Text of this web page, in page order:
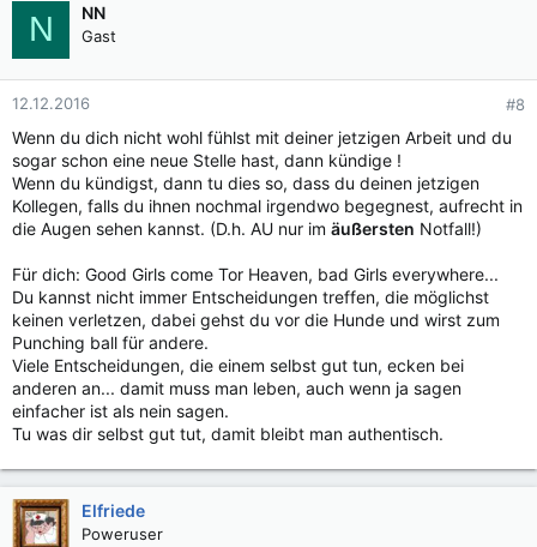
n
n
:
N NN
Gast
12.12.2016 #8
Wenn du dich nicht wohl fühlst mit deiner jetzigen Arbeit und du
sogar schon eine neue Stelle hast, dann kündige !
Wenn du kündigst, dann tu dies so, dass du deinen jetzigen
Kollegen, falls du ihnen nochmal irgendwo begegnest, aufrecht in
die Augen sehen kannst. (D.h. AU nur im äußersten Notfall!)
Für dich: Good Girls come Tor Heaven, bad Girls everywhere...
Du kannst nicht immer Entscheidungen treffen, die möglichst
keinen verletzen, dabei gehst du vor die Hunde und wirst zum
Punching ball für andere.
Viele Entscheidungen, die einem selbst gut tun, ecken bei
anderen an... damit muss man leben, auch wenn ja sagen
einfacher ist als nein sagen.
Tu was dir selbst gut tut, damit bleibt man authentisch.
Elfriede
Poweruser